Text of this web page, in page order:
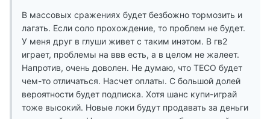
В массовых сражениях будет безбожно тормозить и
лагать. Если соло прохождение, то проблем не будет.
У меня друг в глуши живет с таким инэтом. В гв2
играет, проблемы на ввв есть, а в целом не жалеет.
Напротив, очень доволен. Не думаю, что ТЕСО будет
чем-то отличаться. Насчет оплаты. С большой долей
вероятности будет подписка. Хотя шанс купи-играй
тоже высокий. Новые локи будут продавать за деньги